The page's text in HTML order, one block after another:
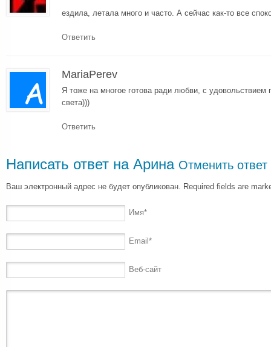
ездила, летала много и часто. А сейчас как-то все
Ответить
MariaPerev
Я тоже на многое готова ради любви, с удовольствием
света)))
Ответить
Написать ответ на Арина Отменить ответ
Ваш электронный адрес не будет опубликован. Required fields are
Имя*
Email *
Веб-сайт